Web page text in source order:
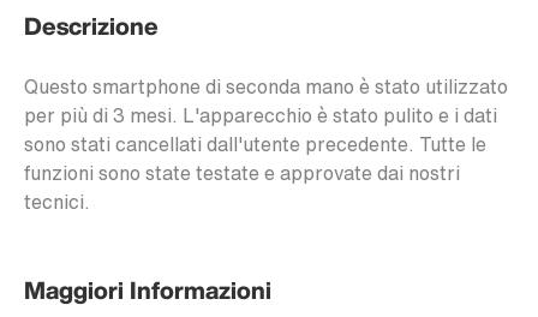
Descrizione
Questo smartphone di seconda mano è stato utilizzato
per più di 3 mesi. L'apparecchio è stato pulito e i dati
sono stati cancellati dall'utente precedente. Tutte le
funzioni sono state testate e approvate dai nostri
tecnici.
Maggiori Informazioni